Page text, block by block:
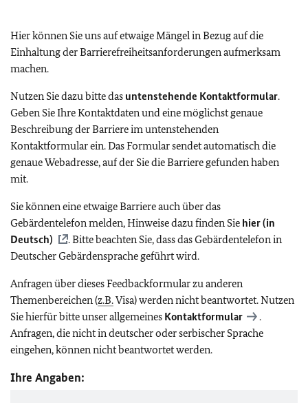
Hier können Sie uns auf etwaige Mängel in Bezug auf die
Einhaltung der Barrierefreiheitsanforderungen aufmerksam
machen.
Nutzen Sie dazu bitte das untenstehende Kontaktformular.
Geben Sie Ihre Kontaktdaten und eine möglichst genaue
Beschreibung der Barriere im untenstehenden
Kontaktformular ein. Das Formular sendet automatisch die
genaue Webadresse, auf der Sie die Barriere gefunden haben
mit.
Sie können eine etwaige Barriere auch über das
Gebärdentelefon melden, Hinweise dazu finden Sie hier (in
Deutsch)
. Bitte beachten Sie, dass das Gebärdentelefon in
Deutscher Gebärdensprache geführt wird.
Anfragen über dieses Feedbackformular zu anderen
Themenbereichen (z.B.Visa) werden nicht beantwortet. Nutzen
Sie hierfür bitte unser allgemeines Kontaktformular
.
Anfragen, die nicht in deutscher oder serbischer Sprache
eingehen, können nicht beantwortet werden.
Ihre Angaben: